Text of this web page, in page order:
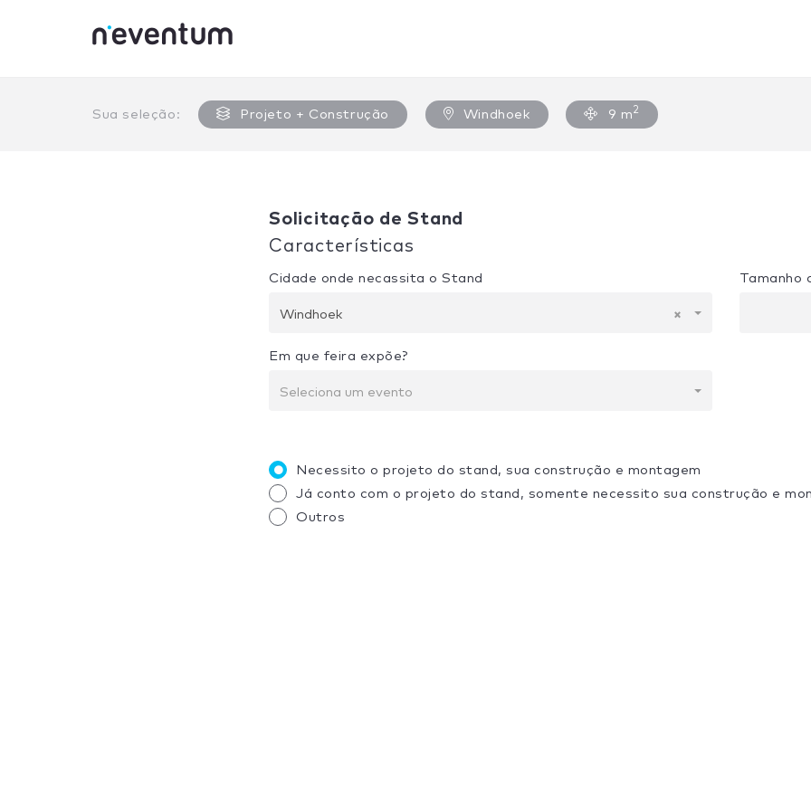
Sua seleção: Projeto + Construção Windhoek 9 m2
Solicitação de Stand
Características
Cidade onde necassita o Stand
×
Windhoek
Em que feira expõe?
Seleciona um evento
Tamanho
Necessito o projeto do stand, sua construção e montagem
Já conto com o projeto do stand, somente necessito sua construção e
Outros